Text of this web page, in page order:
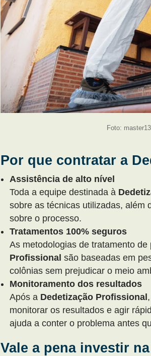
Foto:
Por que contratar a
Assistência de alto nível
Toda a equipe destinada à
sobre as técnicas utilizadas, além
sobre o processo.
Tratamentos 100% seguros
As metodologias de tratamento
Profissional são baseadas em
colônias sem prejudicar o meio
Monitoramento dos resultados
Após a Dedetização Profissional
monitorar os resultados e agir
ajuda a conter o problema antes
Vale a pena investir